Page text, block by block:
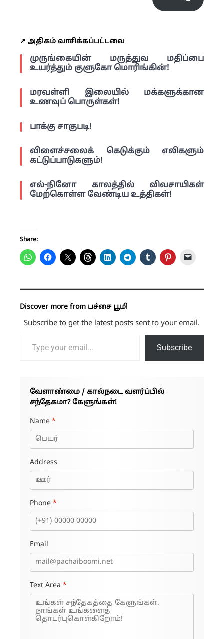
↗️ அதிகம் வாசிக்கப்பட்டவை
முருங்கையின் மருத்துவ மதிப்பை
உயர்த்தும் குளுகோ மொரிங்கின்!
மரவள்ளி இலையில் மக்களுக்கான
உணவுப் பொருள்கள்!
பாக்கு சாகுபடி!
விளைச்சலைக் கெடுக்கும் எலிகளும்
கட்டுப்பாடுகளும்!
எல்-நினோ காலத்தில் விவசாயிகள்
மேற்கொள்ள வேண்டிய உத்திகள்!
Share:
Discover more from பச்சை பூமி
Subscribe to get the latest posts sent to your email.
Subscribe
வேளாண்மை / கால்நடை வளர்ப்பில்
சந்தேகமா? கேளுங்கள்!
Name *
Address
Phone *
Email
Text Area *